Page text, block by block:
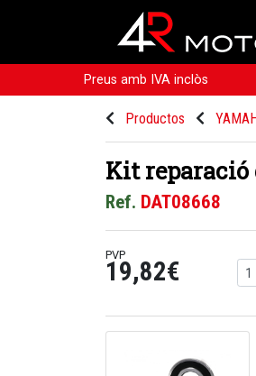
Preus amb IVA inclòs
Productos
Kit reparació
Ref. DAT08668
PVP
19,82€